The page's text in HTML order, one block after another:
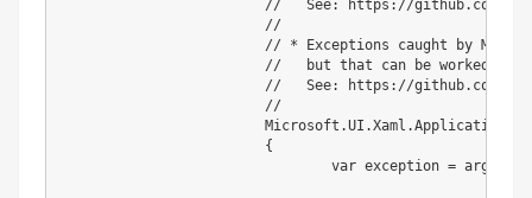
//   See: https://github.com/
//
// * Exceptions caught by
//   but that can be worked
//   See: https://github.com/
//
			Microsoft
.UI .Xaml .Application
{
var exception = args